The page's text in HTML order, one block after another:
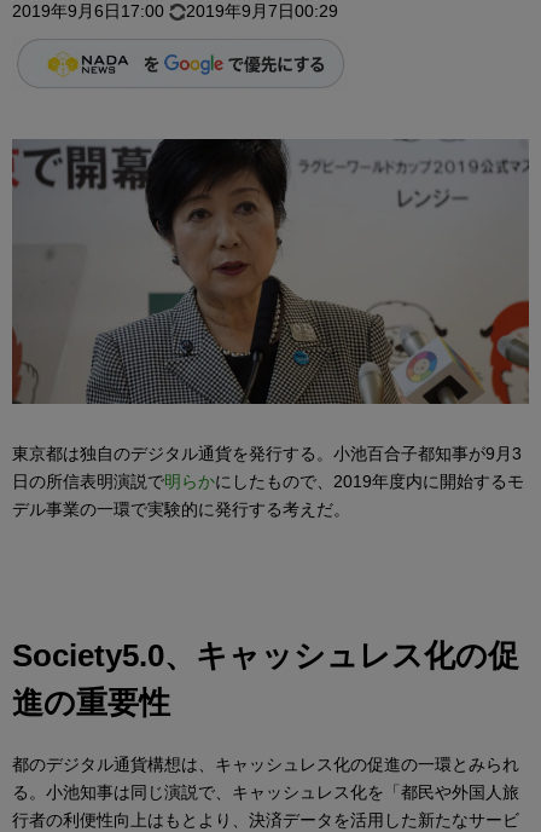
2019年9月6日17:00
2019年9月7日00:29
東京都は独自のデジタル通貨を発行する。小池百合子都知事が9月3
日の所信表明演説で明らかにしたもので、2019年度内に開始するモ
デル事業の一環で実験的に発行する考えだ。
Society5.0、キャッシュレス化の促
進の重要性
都のデジタル通貨構想は、キャッシュレス化の促進の一環とみられ
る。小池知事は同じ演説で、キャッシュレス化を「都民や外国人旅
行者の利便性向上はもとより、決済データを活用した新たなサービ